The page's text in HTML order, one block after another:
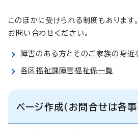
このほかに受けられる制度もあります
お問い合わせください。
障害のある方とそのご家族の身近
各区福祉課障害福祉係一覧
ページ作成（お問合せは各